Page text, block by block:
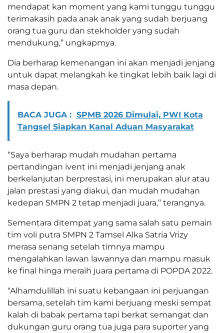
mendapat kan moment yang kami tunggu tunggu
terimakasih pada anak anak yang sudah berjuang
orang tua guru dan stekholder yang sudah
mendukung,” ungkapmya.
Dia berharap kemenangan ini akan menjadi jenjang
untuk dapat melangkah ke tingkat lebih baik lagi di
masa depan.
BACA JUGA : SPMB 2026 Dimulai, PWI Kota
Tangsel Siapkan Kanal Aduan Masyarakat
“Saya berharap mudah mudahan pertama
pertandingan ivent ini menjadi jenjang anak
berkelanjutan berprestasi, ini merupakan alur atau
jalan prestasi yang diakui, dan mudah mudahan
kedepan SMPN 2 tetap menjadi juara,” terangnya.
Sementara ditempat yang sama salah satu pemain
tim voli putra SMPN 2 Tamsel Alka Satria Vrizy
merasa senang setelah timnya mampu
mengalahkan lawan lawannya dan mampu masuk
ke final hinga meraih juara pertama di POPDA 2022.
“Alhamdulillah ini suatu kebangaan ini perjuangan
bersama, setelah tim kami berjuang meski sempat
kalah di babak pertama tapi berkat semangat dan
dukungan guru orang tua juga para suporter yang